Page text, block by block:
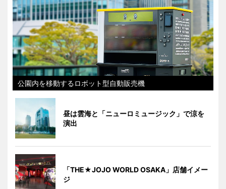
公園内を移動するロボット型自動販売機
昼は雲海と「ニューロミュージック」で涼を
演出
「THE★JOJO WORLD OSAKA」店舗イメー
ジ